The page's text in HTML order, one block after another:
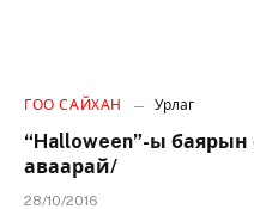
ГОО САЙХАН Урлаг
“Halloween”-ы
аваарай/
28/10/2016